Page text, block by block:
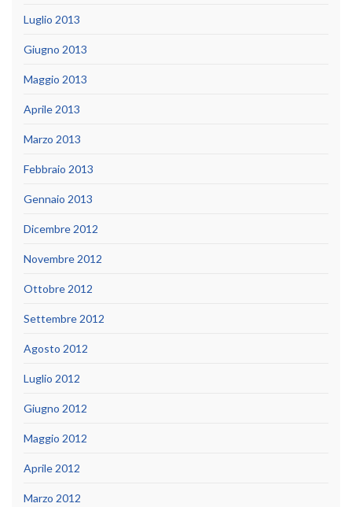
Luglio 2013
Giugno 2013
Maggio 2013
Aprile 2013
Marzo 2013
Febbraio 2013
Gennaio 2013
Dicembre 2012
Novembre 2012
Ottobre 2012
Settembre 2012
Agosto 2012
Luglio 2012
Giugno 2012
Maggio 2012
Aprile 2012
Marzo 2012